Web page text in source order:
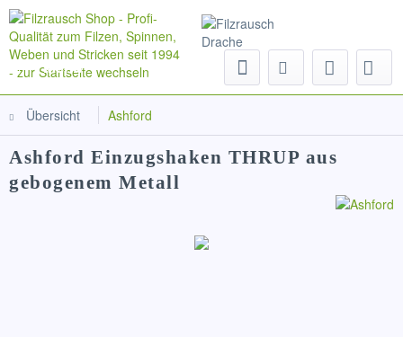
Menü
Übersicht Ashford
Ashford Einzugshaken THRUP aus
gebogenem Metall